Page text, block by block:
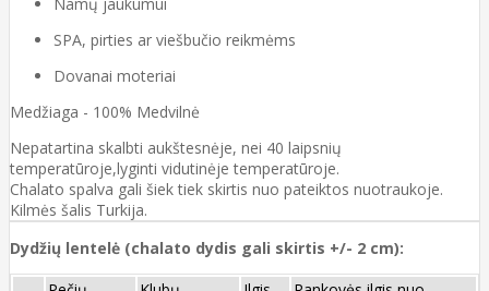
SPA, pirties ar viešbučio reikmėms
Dovanai moteriai
Medžiaga - 100% Medvilnė
Nepatartina skalbti aukštesnėje, nei 40 laipsnių
temperatūroje,lyginti vidutinėje temperatūroje.
Chalato spalva gali šiek tiek skirtis nuo pateiktos nuotraukoje.
Kilmės šalis Turkija.
Dydžių lentelė (chalato dydis gali skirtis +/- 2 cm):